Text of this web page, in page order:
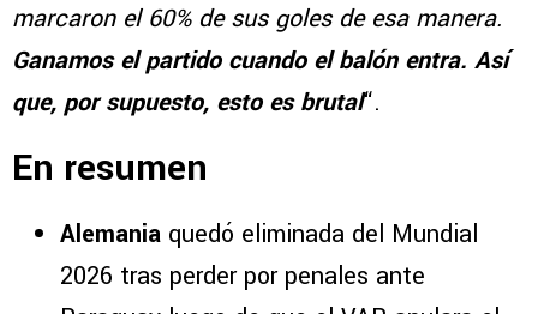
marcaron el 60% de sus goles de esa manera.
Ganamos el partido cuando el balón entra. Así
que, por supuesto, esto es brutal“.
En resumen
Alemania quedó eliminada del Mundial
2026 tras perder por penales ante